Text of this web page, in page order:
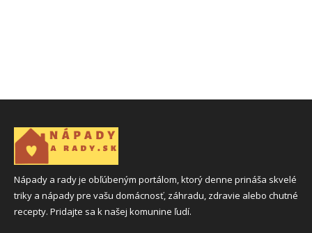
Nápady a rady je obľúbeným portálom, ktorý denne prináša skvelé
triky a nápady pre vašu domácnosť, záhradu, zdravie alebo chutné
recepty. Pridajte sa k našej komunine ľudí.